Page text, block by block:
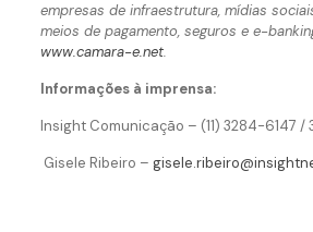
empresas de infraestrutura, mídias
meios de pagamento, seguros e e-
www.camara-e.net.
Informações à imprensa:
Insight Comunicação – (11) 3284-6147 /
Gisele Ribeiro –